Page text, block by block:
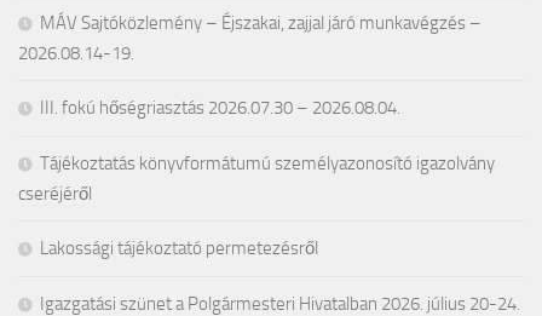
MÁV Sajtóközlemény – Éjszakai, zajjal járó munkavégzés –
2026.08.14-19.
III. fokú hőségriasztás 2026.07.30 – 2026.08.04.
Tájékoztatás könyvformátumú személyazonosító igazolvány
cseréjéről
Lakossági tájékoztató permetezésről
Igazgatási szünet a Polgármesteri Hivatalban 2026. július 20-24.